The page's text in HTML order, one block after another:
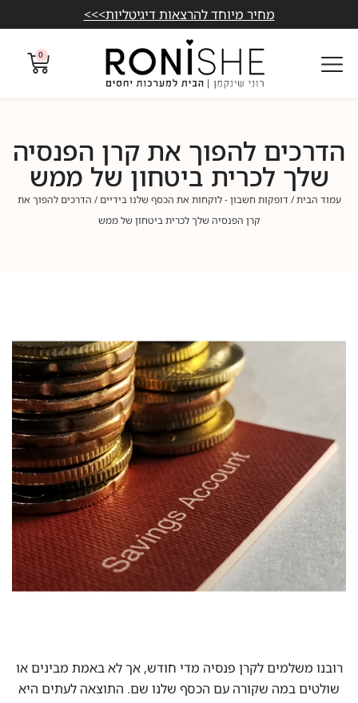
מחיר מיוחד להרצאות דיגיטליות>>>
0
הדרכים להפוך את קרן הפנסיה
שלך לכרית ביטחון של ממש
עמוד הבית/ דופקות חשבון - לוקחות את הכסף שלנו בידיים/ הדרכים להפוך את
קרן הפנסיה שלך לכרית ביטחון של ממש
רובנו משלמים לקרן פנסיה מדי חודש, אך לא באמת מבינים או
שולטים במה שקורה עם הכסף שלנו שם. התוצאה לעתים היא